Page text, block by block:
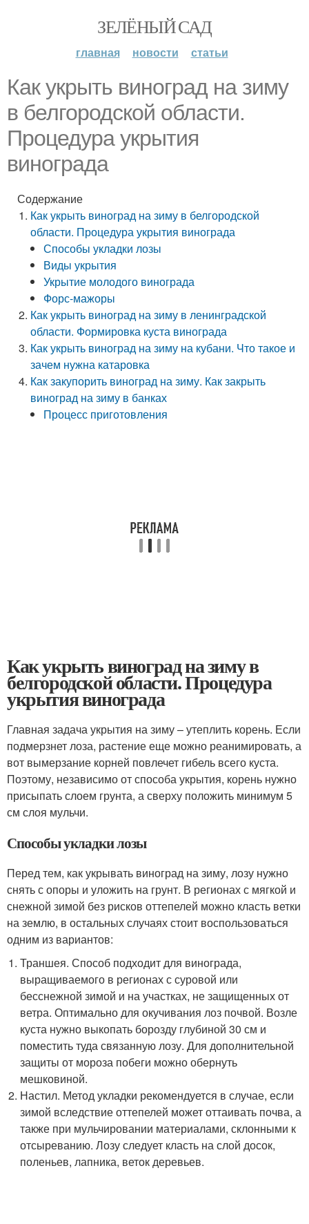
ЗЕЛЁНЫЙ САД
главная новости статьи
Как укрыть виноград на зиму
в белгородской области.
Процедура укрытия
винограда
Содержание
Как укрыть виноград на зиму в белгородской
области. Процедура укрытия винограда
Способы укладки лозы
Виды укрытия
Укрытие молодого винограда
Форс-мажоры
Как укрыть виноград на зиму в ленинградской
области. Формировка куста винограда
Как укрыть виноград на зиму на кубани. Что такое и
зачем нужна катаровка
Как закупорить виноград на зиму. Как закрыть
виноград на зиму в банках
Процесс приготовления
Как укрыть виноград на зиму в
белгородской области. Процедура
укрытия винограда
Главная задача укрытия на зиму – утеплить корень. Если
подмерзнет лоза, растение еще можно реанимировать, а
вот вымерзание корней повлечет гибель всего куста.
Поэтому, независимо от способа укрытия, корень нужно
присыпать слоем грунта, а сверху положить минимум 5
см слоя мульчи.
Способы укладки лозы
Перед тем, как укрывать виноград на зиму, лозу нужно
снять с опоры и уложить на грунт. В регионах с мягкой и
снежной зимой без рисков оттепелей можно класть ветки
на землю, в остальных случаях стоит воспользоваться
одним из вариантов:
Траншея. Способ подходит для винограда,
выращиваемого в регионах с суровой или
бесснежной зимой и на участках, не защищенных от
ветра. Оптимально для окучивания лоз почвой. Возле
куста нужно выкопать борозду глубиной 30 см и
поместить туда связанную лозу. Для дополнительной
защиты от мороза побеги можно обернуть
мешковиной.
Настил. Метод укладки рекомендуется в случае, если
зимой вследствие оттепелей может оттаивать почва, а
также при мульчировании материалами, склонными к
отсыреванию. Лозу следует класть на слой досок,
поленьев, лапника, веток деревьев.